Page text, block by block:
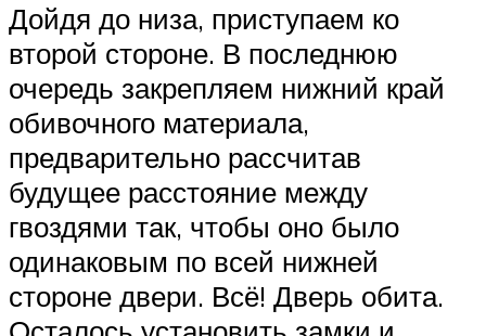
Дойдя до низа, приступаем ко
второй стороне. В последнюю
очередь закрепляем нижний край
обивочного материала,
предварительно рассчитав
будущее расстояние между
гвоздями так, чтобы оно было
одинаковым по всей нижней
стороне двери. Всё! Дверь обита.